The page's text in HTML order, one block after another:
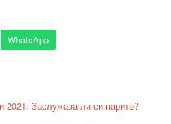
WhatsApp
2021: Заслужава ли си парите?